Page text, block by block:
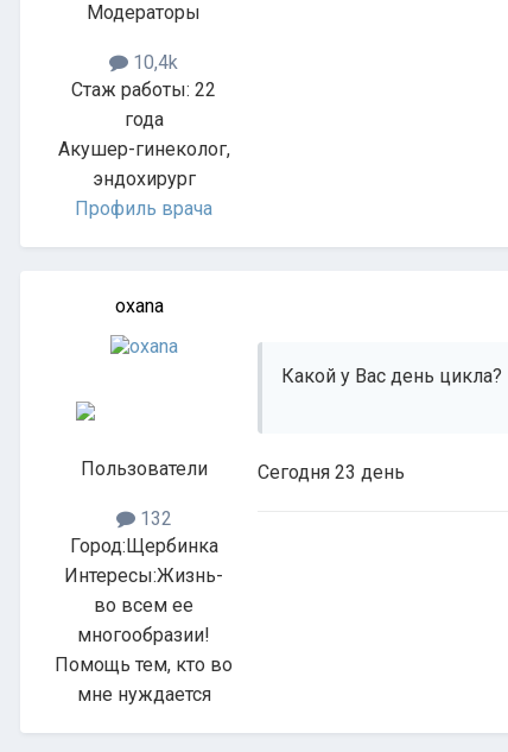
Модераторы
10,4k
Стаж работы: 22
года
Акушер-гинеколог,
эндохирург
Профиль врача
oxana
Пользователи
132
Город: Щербинка
Интересы:Жизнь-
во всем ее
многообразии!
Помощь тем, кто во
мне нуждается
Какой у Вас день цикла?
Сегодня 23 день